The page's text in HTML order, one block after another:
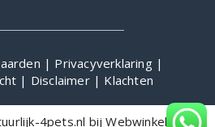
| Privacyverklaring |
| Disclaimer | Klachten
4pets.nl bijWebwinkelKeur